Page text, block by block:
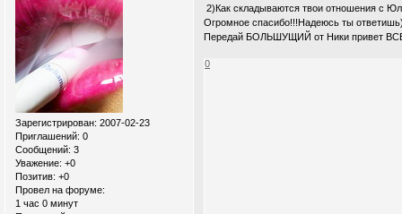
Зарегистрирован: 2007-02-23
Приглашений: 0
Сообщений: 3
Уважение: +0
Позитив: +0
Провел на форуме:
1 час 0 минут
2)Как складываются
Огромное
Передай БОЛЬШУЩИЙ от Ники привет
0